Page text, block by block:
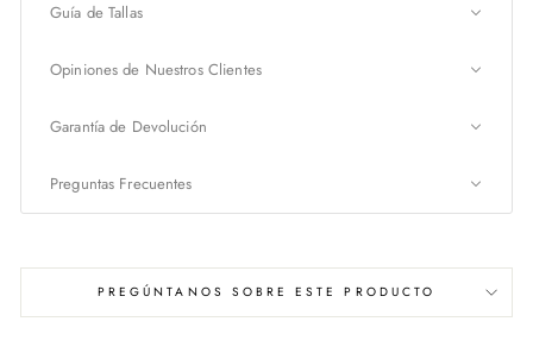
Guía de Tallas
Opiniones de Nuestros Clientes
Garantía de Devolución
Preguntas Frecuentes
PREGÚNTANOS SOBRE ESTE PRODUCTO